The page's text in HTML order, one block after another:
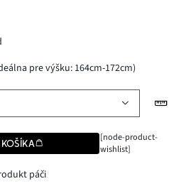
pre výšku: 164cm-172cm)
[node-product-
wishlist]
páči